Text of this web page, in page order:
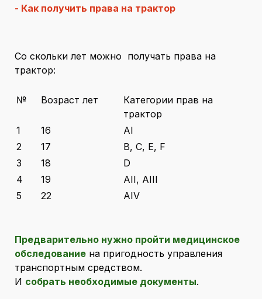
- Как получить права на трактор
Со скольки лет можно получать права на
трактор:
№ Возраст лет
Категории прав на
трактор
1
16
AI
2
17
B, C, E, F
3
18
D
4
19
AII, AIII
5
22 AIV
Предварительно нужно пройти медицинское
обследование на пригодность управления
транспортным средством.
И собрать необходимые документы.